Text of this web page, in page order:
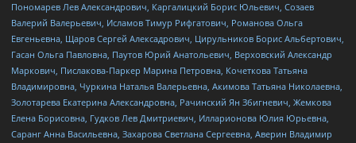
Пономарев Лев Александрович, Каргалицкий Борис Юльевич, Созаев
Валерий Валерьевич, Исламов Тимур Рифгатович, Романова Ольга
Евгеньевна, Щаров Сергей Алексадрович, Цирульников Борис Альбертович,
Гасан Ольга Павловна, Паутов Юрий Анатольевич, Верховский Александр
Маркович, Пислакова-Паркер Марина Петровна, Кочеткова Татьяна
Владимировна, Чуркина Наталья Валерьевна, Акимова Татьяна Николаевна,
Золотарева Екатерина Александровна, Рачинский Ян Збигневич, Жемкова
Елена Борисовна, Гудков Лев Дмитриевич, Илларионова Юлия Юрьевна,
Саранг Анна Васильевна, Захарова Светлана Сергеевна, Аверин Владимир